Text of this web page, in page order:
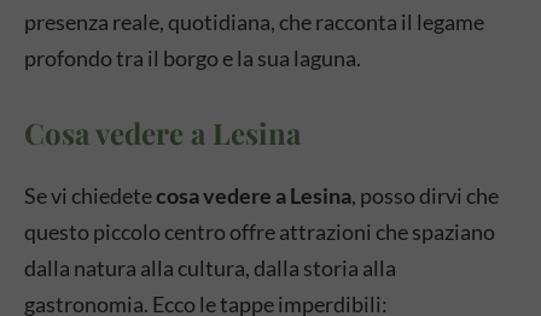
presenza reale, quotidiana, che racconta il legame
profondo tra il borgo e la sua laguna.
Cosa vedere a Lesina
Se vi chiedetecosa vedere a Lesina, posso dirvi che
questo piccolo centro offre attrazioni che spaziano
dalla natura alla cultura, dalla storia alla
gastronomia. Ecco le tappe imperdibili: